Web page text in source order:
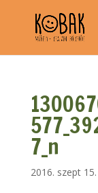
7_n
2016. szept 15.